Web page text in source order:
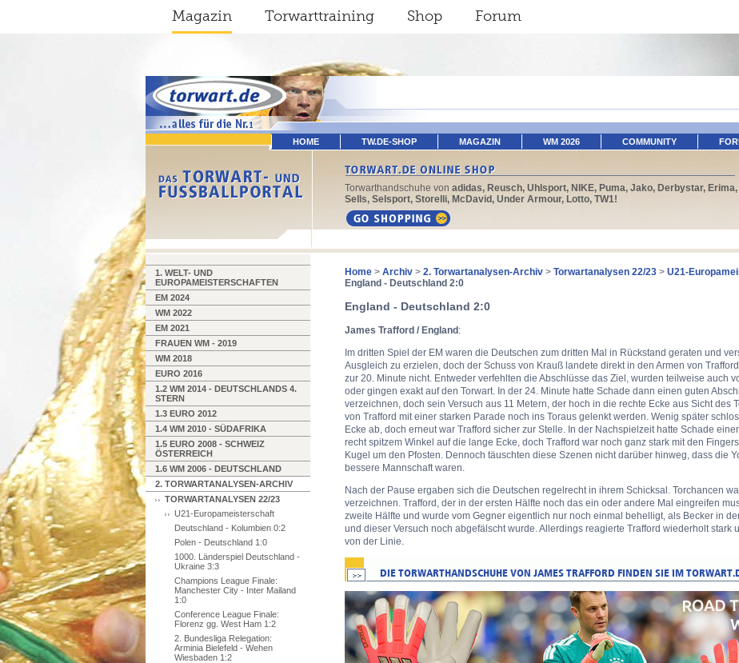
Magazin Torwarttraining Shop Forum
HOME TW.DE-SHOP MAGAZIN WM 2026 COMMUNITY
Torwarthandschuhe von adidas, Reusch, Uhlsport, NIKE, Puma, Jako, Derbystar, Erima,
Sells, Selsport, Storelli, McDavid, Under Armour, Lotto, TW1!
1. WELT- UND
EUROPAMEISTERSCHAFTEN
EM 2024
WM 2022
EM 2021
FRAUEN WM - 2019
WM 2018
EURO 2016
1.2 WM 2014 - DEUTSCHLANDS 4.
STERN
1.3 EURO 2012
1.4 WM 2010 - SÜDAFRIKA
1.5 EURO 2008 - SCHWEIZ
ÖSTERREICH
1.6 WM 2006 - DEUTSCHLAND
2. TORWARTANALYSEN-ARCHIV
TORWARTANALYSEN 22/23
U21-Europameisterschaft
Deutschland - Kolumbien 0:2
Polen - Deutschland 1:0
1000. Länderspiel Deutschland -
Ukraine 3:3
Champions League Finale:
Manchester City - Inter Mailand
1:0
Conference League Finale:
Florenz gg. West Ham 1:2
2. Bundesliga Relegation:
Arminia Bielefeld - Wehen
Wiesbaden 1:2
Home > Archiv > 2. Torwartanalysen-Archiv > Torwartanalysen 22/23 > U21-
England - Deutschland 2:0
England - Deutschland 2:0
James Trafford / England :
Im dritten Spiel der EM waren die Deutschen zum dritten Mal in Rückstand geraten und
Ausgleich zu erzielen, doch der Schuss von Krauß landete direkt in den Armen von
zur 20. Minute nicht. Entweder verfehlten die Abschlüsse das Ziel, wurden teilweise auch
oder gingen exakt auf den Torwart. In der 24. Minute hatte Schade dann einen guten
verzeichnen, doch sein Versuch aus 11 Metern, der hoch in die rechte Ecke aus Sicht des
von Trafford mit einer starken Parade noch ins Toraus gelenkt werden. Wenig später
Ecke ab, doch erneut war Trafford sicher zur Stelle. In der Nachspielzeit hatte Schade
recht spitzem Winkel auf die lange Ecke, doch Trafford war noch ganz stark mit den
Kugel um den Pfosten. Dennoch täuschten diese Szenen nicht darüber hinweg, dass die
bessere Mannschaft waren.
Nach der Pause ergaben sich die Deutschen regelrecht in ihrem Schicksal. Torchancen
verzeichnen. Trafford, der in der ersten Hälfte noch das ein oder andere Mal eingreifen
zweite Hälfte und wurde vom Gegner eigentlich nur noch einmal behelligt, als Becker in
und dieser Versuch noch abgefälscht wurde. Allerdings reagierte Trafford wiederholt stark
von der Linie.